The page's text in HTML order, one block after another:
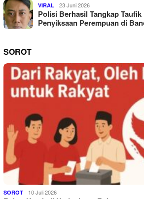
VIRAL 23 Juni 2026
Polisi Berhasil Tangkap Taufik
Penyiksaan Perempuan di
SOROT
SOROT 10 Juli 2026